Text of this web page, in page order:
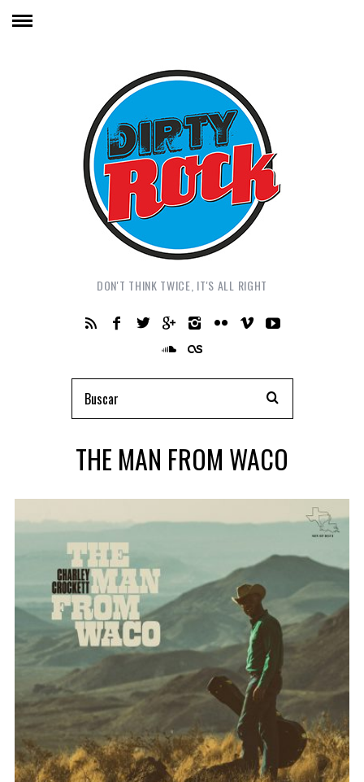
DON'T THINK TWICE, IT'S ALL RIGHT
THE MAN FROM WACO